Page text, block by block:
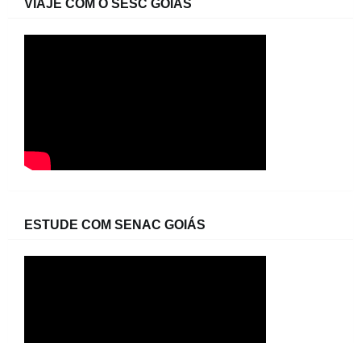
VIAJE COM O SESC GOIÁS
ESTUDE COM SENAC GOIÁS